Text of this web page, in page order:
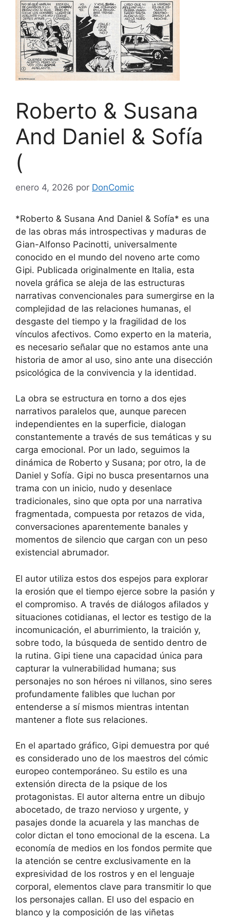
Roberto & Susana
And Daniel & Sofía
(
enero 4, 2026 por DonComic
*Roberto & Susana And Daniel & Sofía* es una
de las obras más introspectivas y maduras de
Gian-Alfonso Pacinotti, universalmente
conocido en el mundo del noveno arte como
Gipi. Publicada originalmente en Italia, esta
novela gráfica se aleja de las estructuras
narrativas convencionales para sumergirse en la
complejidad de las relaciones humanas, el
desgaste del tiempo y la fragilidad de los
vínculos afectivos. Como experto en la materia,
es necesario señalar que no estamos ante una
historia de amor al uso, sino ante una disección
psicológica de la convivencia y la identidad.
La obra se estructura en torno a dos ejes
narrativos paralelos que, aunque parecen
independientes en la superficie, dialogan
constantemente a través de sus temáticas y su
carga emocional. Por un lado, seguimos la
dinámica de Roberto y Susana; por otro, la de
Daniel y Sofía. Gipi no busca presentarnos una
trama con un inicio, nudo y desenlace
tradicionales, sino que opta por una narrativa
fragmentada, compuesta por retazos de vida,
conversaciones aparentemente banales y
momentos de silencio que cargan con un peso
existencial abrumador.
El autor utiliza estos dos espejos para explorar
la erosión que el tiempo ejerce sobre la pasión y
el compromiso. A través de diálogos afilados y
situaciones cotidianas, el lector es testigo de la
incomunicación, el aburrimiento, la traición y,
sobre todo, la búsqueda de sentido dentro de
la rutina. Gipi tiene una capacidad única para
capturar la vulnerabilidad humana; sus
personajes no son héroes ni villanos, sino seres
profundamente falibles que luchan por
entenderse a sí mismos mientras intentan
mantener a flote sus relaciones.
En el apartado gráfico, Gipi demuestra por qué
es considerado uno de los maestros del cómic
europeo contemporáneo. Su estilo es una
extensión directa de la psique de los
protagonistas. El autor alterna entre un dibujo
abocetado, de trazo nervioso y urgente, y
pasajes donde la acuarela y las manchas de
color dictan el tono emocional de la escena. La
economía de medios en los fondos permite que
la atención se centre exclusivamente en la
expresividad de los rostros y en el lenguaje
corporal, elementos clave para transmitir lo que
los personajes callan. El uso del espacio en
blanco y la composición de las viñetas